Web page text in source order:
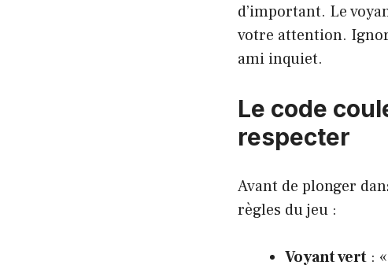
d’important. Le
votre attention.
ami inquiet.
Le code
respecter
Avant de plonger
règles du jeu :
Voyant vert :